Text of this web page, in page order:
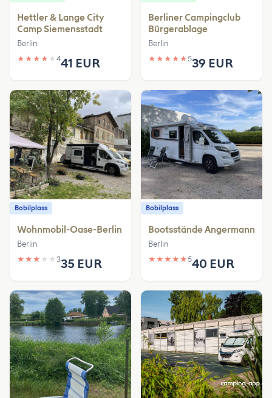
Hettler & Lange City
Camp Siemensstadt
Berlin
★ ★ ★ ★ ★ 441 EUR
Berliner Campingclub
Bürgerablage
Berlin
★ ★ ★ ★ ★539 EUR
Bobilplass
Wohnmobil-Oase-Berlin
Berlin
★ ★ ★ ★ ★ 335 EUR
Bobilplass
Bootsstände Angermann
Berlin
★ ★ ★ ★ ★540 EUR